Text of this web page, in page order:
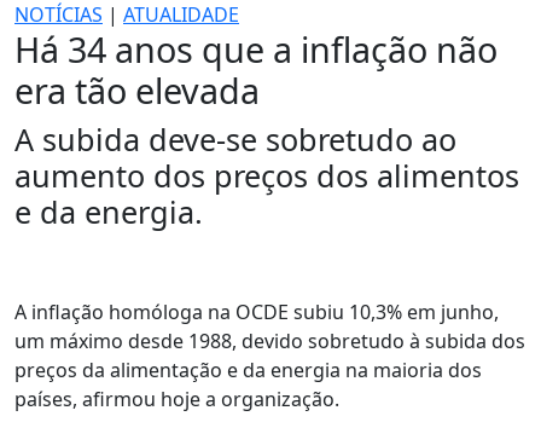
NOTÍCIAS | ATUALIDADE
Há 34 anos que a inflação não
era tão elevada
A subida deve-se sobretudo ao
aumento dos preços dos alimentos
e da energia.
A inflação homóloga na OCDE subiu 10,3% em junho,
um máximo desde 1988, devido sobretudo à subida dos
preços da alimentação e da energia na maioria dos
países, afirmou hoje a organização.